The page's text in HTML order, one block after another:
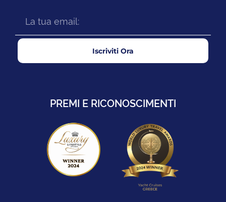
Iscriviti Ora
PREMI E RICONOSCIMENTI